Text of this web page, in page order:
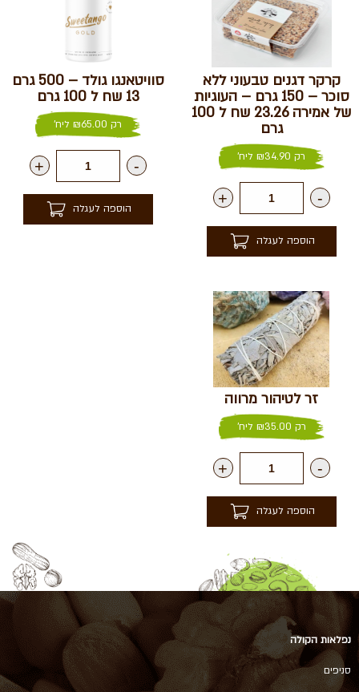
קרקר דגנים טבעוני ללא
סוכר – 150 גרם – העוגיות
של אמירה 23.26 שח ל 100
גרם
רק ₪34.90 ליח'
-
+
הוספה לעגלה
סוויטאנגו גולד – 500 גרם
13 שח ל 100 גרם
רק ₪65.00 ליח'
-
+
הוספה לעגלה
זר לטיהור מרווה
רק ₪35.00 ליח'
-
+
הוספה לעגלה
נפלאות הקולה
סניפים